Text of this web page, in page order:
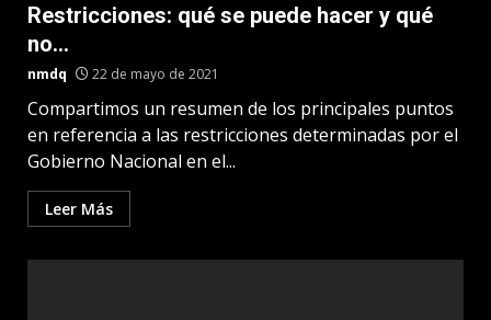
Restricciones: qué se puede hacer y qué
no…
nmdq 22 de mayo de 2021
Compartimos un resumen de los principales puntos
en referencia a las restricciones determinadas por el
Gobierno Nacional en el...
Leer Más